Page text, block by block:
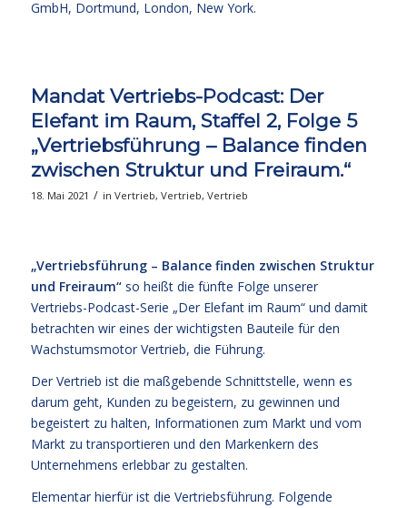
GmbH, Dortmund, London, New York.
Mandat Vertriebs-Podcast: Der
Elefant im Raum, Staffel 2, Folge 5
„Vertriebsführung – Balance finden
zwischen Struktur und Freiraum.“
18. Mai 2021 / in Vertrieb, Vertrieb, Vertrieb
„Vertriebsführung ­– Balance finden zwischen Struktur
und Freiraum“so heißt die fünfte Folge unserer
Vertriebs-Podcast-Serie „Der Elefant im Raum“ und damit
betrachten wir eines der wichtigsten Bauteile für den
Wachstumsmotor Vertrieb, die Führung.
Der Vertrieb ist die maßgebende Schnittstelle, wenn es
darum geht, Kunden zu begeistern, zu gewinnen und
begeistert zu halten, Informationen zum Markt und vom
Markt zu transportieren und den Markenkern des
Unternehmens erlebbar zu gestalten.
Elementar hierfür ist die Vertriebsführung. Folgende